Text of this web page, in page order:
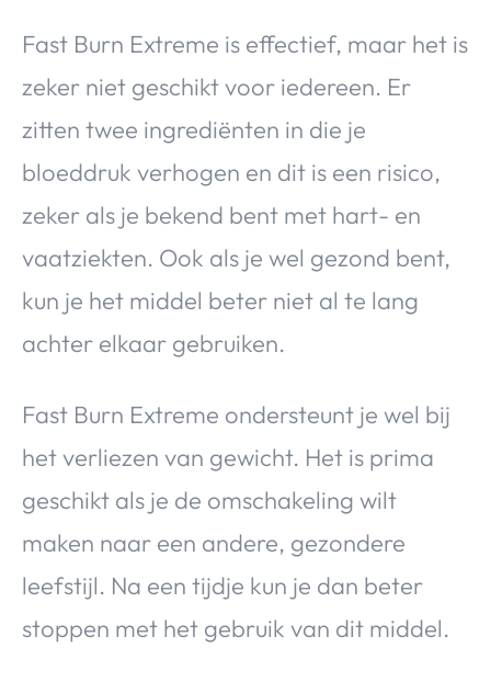
Fast Burn Extreme is effectief, maar het is
zeker niet geschikt voor iedereen. Er
zitten twee ingrediënten in die je
bloeddruk verhogen en dit is een risico,
zeker als je bekend bent met hart- en
vaatziekten. Ook als je wel gezond bent,
kun je het middel beter niet al te lang
achter elkaar gebruiken.
Fast Burn Extreme ondersteunt je wel bij
het verliezen van gewicht. Het is prima
geschikt als je de omschakeling wilt
maken naar een andere, gezondere
leefstijl. Na een tijdje kun je dan beter
stoppen met het gebruik van dit middel.